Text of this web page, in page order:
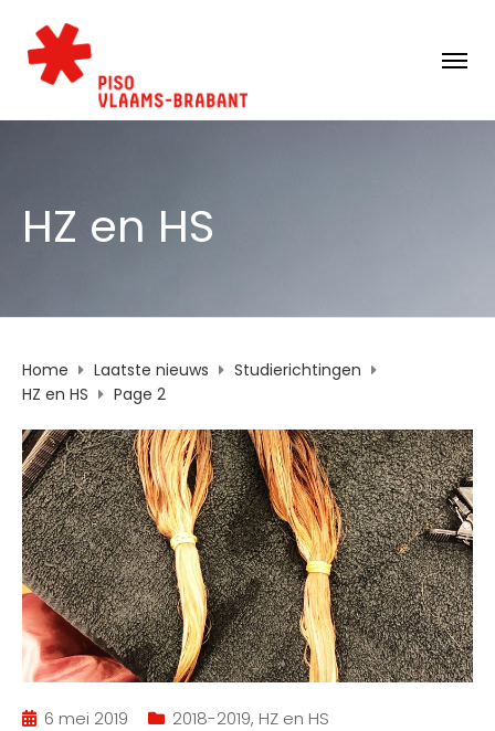
HZ en HS
Home Laatste nieuws
Studierichtingen
HZ en HS
Page 2
6 mei 2019 2018-2019, HZ en HS